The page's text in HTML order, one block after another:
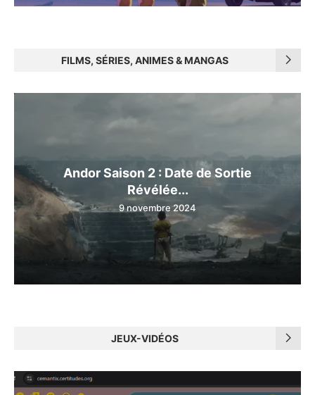
FILMS, SÉRIES, ANIMES & MANGAS
Andor Saison 2 : Date de Sortie
Révélée...
9 novembre 2024
JEUX-VIDÉOS